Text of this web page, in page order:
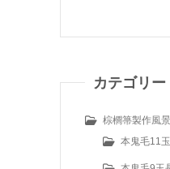
カテゴリー
棕櫚箒製作風景
本鬼毛11